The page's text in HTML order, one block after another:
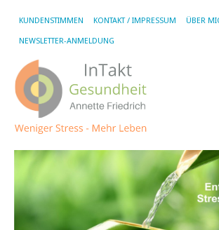
KUNDENSTIMMEN KONTAKT / IMPRESSUM ÜBER
NEWSLETTER-ANMELDUNG